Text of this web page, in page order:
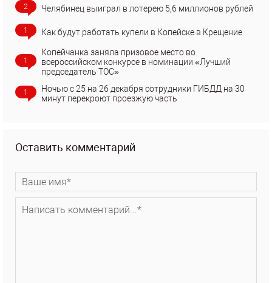
2 Челябинец выиграл в лотерею 5,6 миллионов рублей
1 Как будут работать купели в Копейске в Крещение
1
Копейчанка заняла призовое место во
всероссийском конкурсе в номинации «Лучший
председатель ТОС»
1
Ночью с 25 на 26 декабря сотрудники ГИБДД на 30
минут перекроют проезжую часть
Оставить комментарий